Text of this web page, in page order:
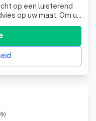
op een luisterend
op uw maat. Om u
bent u hartelijk
openingsuren
en kunnen wij